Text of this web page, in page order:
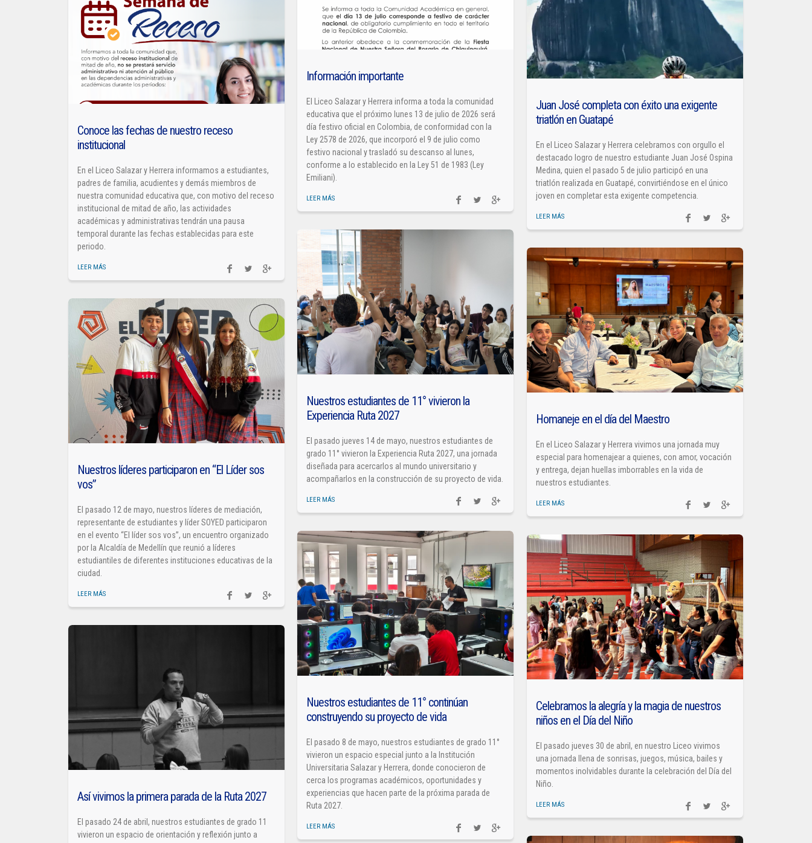
Información importante
El Liceo Salazar y Herrera informa a toda la comunidad
educativa que el próximo lunes 13 de julio de 2026 será
día festivo oficial en Colombia, de conformidad con la
Ley 2578 de 2026, que incorporó el 9 de julio como
festivo nacional y trasladó su descanso al lunes,
conforme a lo establecido en la Ley 51 de 1983 (Ley
Emiliani).
LEER MÁS
Juan José completa con éxito una exigente
triatlón en Guatapé
En el Liceo Salazar y Herrera celebramos con orgullo el
destacado logro de nuestro estudiante Juan José Ospina
Medina, quien el pasado 5 de julio participó en una
triatlón realizada en Guatapé, convirtiéndose en el único
joven en completar esta exigente competencia.
LEER MÁS
Conoce las fechas de nuestro receso
institucional
En el Liceo Salazar y Herrera informamos a estudiantes,
padres de familia, acudientes y demás miembros de
nuestra comunidad educativa que, con motivo del receso
institucional de mitad de año, las actividades
académicas y administrativas tendrán una pausa
temporal durante las fechas establecidas para este
periodo.
LEER MÁS
Nuestros estudiantes de 11° vivieron la
Experiencia Ruta 2027
El pasado jueves 14 de mayo, nuestros estudiantes de
grado 11° vivieron la Experiencia Ruta 2027, una jornada
diseñada para acercarlos al mundo universitario y
acompañarlos en la construcción de su proyecto de vida.
LEER MÁS
Homaneje en el día del Maestro
En el Liceo Salazar y Herrera vivimos una jornada muy
especial para homenajear a quienes, con amor, vocación
y entrega, dejan huellas imborrables en la vida de
nuestros estudiantes.
LEER MÁS
Nuestros líderes participaron en “El Líder sos
vos”
El pasado 12 de mayo, nuestros líderes de mediación,
representante de estudiantes y líder SOYED participaron
en el evento “El líder sos vos”, un encuentro organizado
por la Alcaldía de Medellín que reunió a líderes
estudiantiles de diferentes instituciones educativas de la
ciudad.
LEER MÁS
Nuestros estudiantes de 11° continúan
construyendo su proyecto de vida
El pasado 8 de mayo, nuestros estudiantes de grado 11°
vivieron un espacio especial junto a la Institución
Universitaria Salazar y Herrera, donde conocieron de
cerca los programas académicos, oportunidades y
experiencias que hacen parte de la próxima parada de
Ruta 2027.
LEER MÁS
Celebramos la alegría y la magia de nuestros
niños en el Día del Niño
El pasado jueves 30 de abril, en nuestro Liceo vivimos
una jornada llena de sonrisas, juegos, música, bailes y
momentos inolvidables durante la celebración del Día del
Niño.
LEER MÁS
Así vivimos la primera parada de la Ruta 2027
El pasado 24 de abril, nuestros estudiantes de grado 11
vivieron un espacio de orientación y reflexión junto a